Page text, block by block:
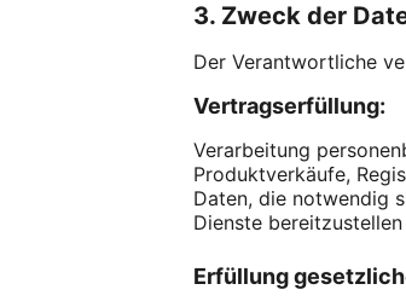
3. Zweck der
Der Verantwortliche
Vertragserfüllung:
Verarbeitung
Produktverkäufe,
Daten, die notwendig
Dienste
Erfüllung